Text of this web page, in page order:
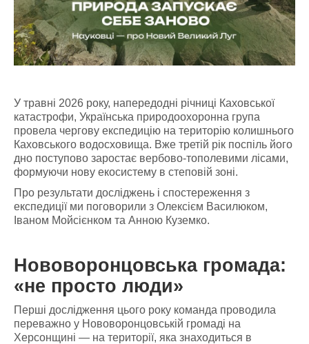
У травні 2026 року, напередодні річниці Каховської
катастрофи, Українська природоохоронна група
провела чергову експедицію на територію колишнього
Каховського водосховища. Вже третій рік поспіль його
дно поступово заростає вербово-тополевими лісами,
формуючи нову екосистему в степовій зоні.
Про результати досліджень і спостереження з
експедиції ми поговорили з Олексієм Василюком,
Іваном Мойсієнком та Анною Куземко.
Нововоронцовська громада:
«не просто люди»
Перші дослідження цього року команда проводила
переважно у Нововоронцовській громаді на
Херсонщині — на території, яка знаходиться в